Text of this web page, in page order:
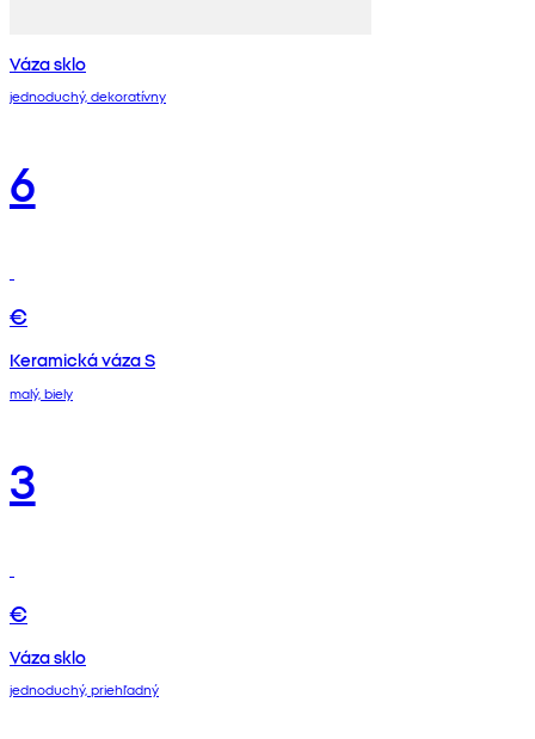
Váza sklo
jednoduchý, dekoratívny
6
€
Keramická váza S
malý, biely
3
€
Váza sklo
jednoduchý, priehľadný